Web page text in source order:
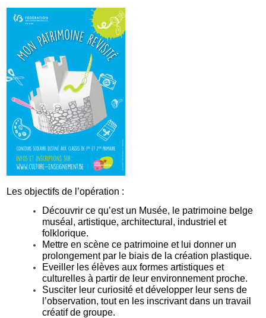
Les objectifs de l’opération :
Découvrir ce qu’est un Musée, le patrimoine belge
muséal, artistique, architectural, industriel et
folklorique.
Mettre en scène ce patrimoine et lui donner un
prolongement par le biais de la création plastique.
Eveiller les élèves aux formes artistiques et
culturelles à partir de leur environnement proche.
Susciter leur curiosité et développer leur sens de
l’observation, tout en les inscrivant dans un travail
créatif de groupe.